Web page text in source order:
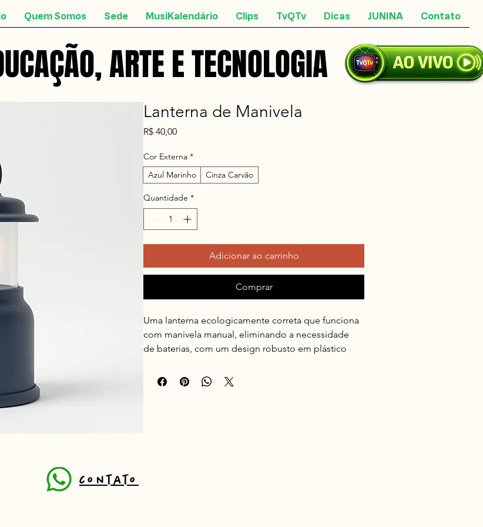
Quem Somos Sede MusiKalendário Clips TvQTv Dicas JUNINA Contato
ARTE E TECNOLOGIA
ARTE E TECNOLOGIA
Lanterna de Manivela
R$ 40,00Preço
Cor Externa *
Azul Marinho
Cinza Carvão
Quantidade *
Adicionar ao carrinho
Comprar
Uma lanterna ecologicamente correta que funciona
com manivela manual, eliminando a necessidade
de baterias, com um design robusto em plástico
contato